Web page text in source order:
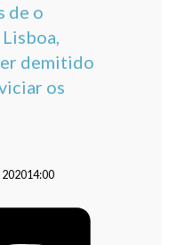
de o
demitido
os
202014:00